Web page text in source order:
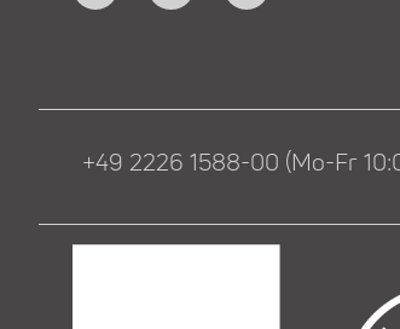
+49 2226 1588-00 (Mo-Fr